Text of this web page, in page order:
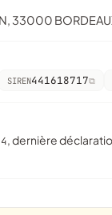
33000
SIREN441618717
, dernière